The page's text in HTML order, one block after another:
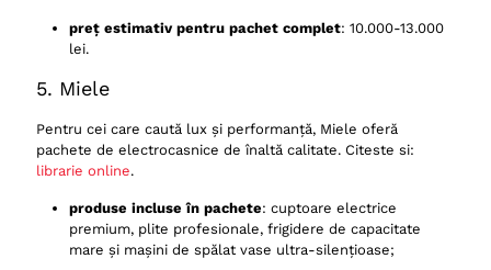
preț estimativ pentru pachet complet: 10.000-13.000
lei.
5. Miele
Pentru cei care caută lux și performanță, Miele oferă
pachete de electrocasnice de înaltă calitate. Citeste si:
librarie online.
produse incluse în pachete: cuptoare electrice
premium, plite profesionale, frigidere de capacitate
mare și mașini de spălat vase ultra-silențioase;